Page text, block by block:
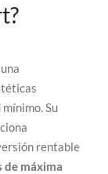
Su
rentable
máxima